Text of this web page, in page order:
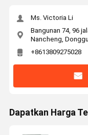
Ms. Victoria Li
Bangunan 74, 96
Nancheng,
+8613809275028
Dapatkan Harga